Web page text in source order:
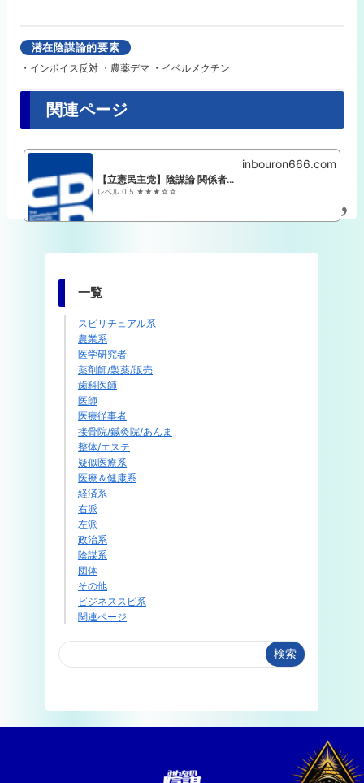
潜在陰謀論的要素
・インボイス反対 ・農薬デマ ・イベルメクチン
関連ページ
【立憲民主党】陰謀論 関係者+支持者まとめ
レベル 0.5 ★★★☆☆
inbouron666.com
一覧
スピリチュアル系
農業系
医学研究者
薬剤師/製薬/販売
歯科医師
医師
医療従事者
接骨院/鍼灸院/あんま
整体/エステ
疑似医療系
医療＆健康系
経済系
右派
左派
政治系
陰謀系
団体
その他
ビジネススピ系
関連ページ
検索